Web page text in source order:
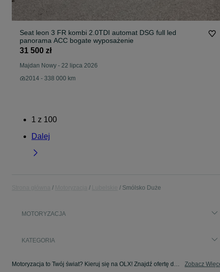
Seat leon 3 FR kombi 2.0TDI automat DSG full led
panorama ACC bogate wyposażenie
31 500 zł
Majdan Nowy - 22 lipca 2026
2014 - 338 000 km
1 z 100
Dalej
Smólsko Duże
MOTORYZACJA
KATEGORIA
Motoryzacja to Twój świat? Kieruj się na OLX! Znajdź ofertę dla siebie w kategorii Motoryzacja na OLX - Smólsko Duże i okolice! Zobacz